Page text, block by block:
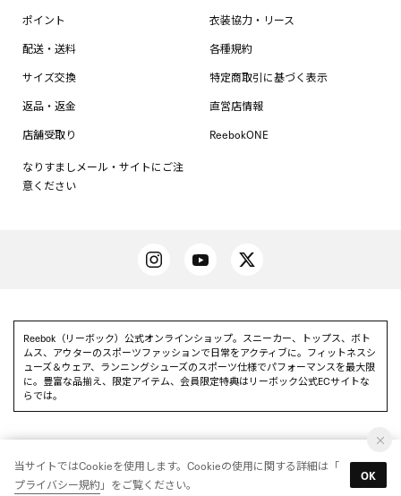
Reebok 公式アプリを使って
いち早く特別情報をゲットしよう
アプリを使う
ポイント
配送・送料
サイズ交換
返品・返金
店舗受取り
なりすましメール・サイトにご注
意ください
衣装協力・リース
各種規約
特定商取引に基づく表示
直営店情報
ReebokONE
Reebok（リーボック）公式オンラインショップ。スニーカー、トップス、ボト
ムス、アウターのスポーツファッションで日常をアクティブに。フィットネスシ
ューズ＆ウェア、ランニングシューズのスポーツ仕様でパフォーマンスを最大限
に。豊富な品揃え、限定アイテム、会員限定特典はリーボック公式ECサイトな
らでは。
当サイトではCookieを使用します。Cookieの使用に関する詳細は「
プライバシー規約 」をご覧ください。
OK